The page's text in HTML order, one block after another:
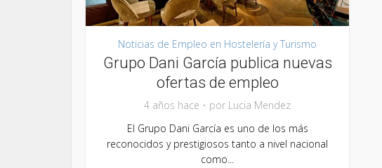
Noticias de Empleo en Hostelería y Turismo
Grupo Dani García publica nuevas
ofertas de empleo
4 años hace por Lucia Mendez
El Grupo Dani García es uno de los más
reconocidos y prestigiosos tanto a nivel nacional
como...